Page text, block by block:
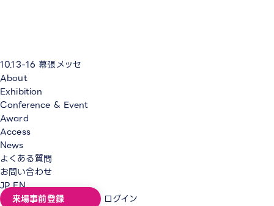
10.13-16 幕張メッセ
About
Exhibition
Conference & Event
Award
Access
News
よくある質問
お問い合わせ
JP EN
来場事前登録
ログイン